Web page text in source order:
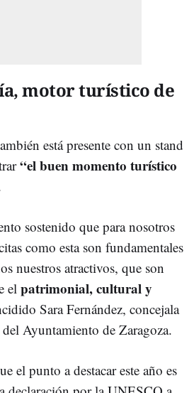
motor turístico de
está presente con un stand
“el buen momento turístico
sostenido que para nosotros
como esta son fundamentales
nuestros atractivos, que son
el patrimonial, cultural y
Sara Fernández, concejala
Ayuntamiento de Zaragoza.
el punto a destacar este año es